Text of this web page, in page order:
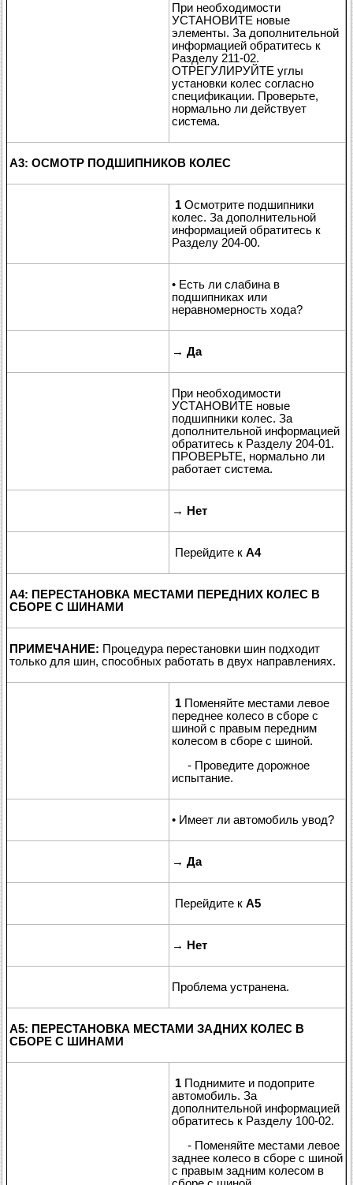
При необходимости
УСТАНОВИТЕ новые
элементы. За дополнительной
информацией обратитесь к
Разделу 211-02.
ОТРЕГУЛИРУЙТЕ углы
установки колес согласно
спецификации. Проверьте,
нормально ли действует
система.
A3: ОСМОТР ПОДШИПНИКОВ КОЛЕС
1 Осмотрите подшипники
колес. За дополнительной
информацией обратитесь к
Разделу 204-00.
• Есть ли слабина в
подшипниках или
неравномерность хода?
→ Да
При необходимости
УСТАНОВИТЕ новые
подшипники колес. За
дополнительной информацией
обратитесь к Разделу 204-01.
ПРОВЕРЬТЕ, нормально ли
работает система.
→ Нет
Перейдите к A4
A4: ПЕРЕСТАНОВКА МЕСТАМИ ПЕРЕДНИХ КОЛЕС В
СБОРЕ С ШИНАМИ
ПРИМЕЧАНИЕ: Процедура перестановки шин подходит
только для шин, способных работать в двух направлениях.
1 Поменяйте местами левое
переднее колесо в сборе с
шиной с правым передним
колесом в сборе с шиной.
- Проведите дорожное
испытание.
• Имеет ли автомобиль увод?
→ Да
Перейдите к A5
→ Нет
Проблема устранена.
A5: ПЕРЕСТАНОВКА МЕСТАМИ ЗАДНИХ КОЛЕС В
СБОРЕ С ШИНАМИ
1 Поднимите и подоприте
автомобиль. За
дополнительной информацией
обратитесь к Разделу 100-02.
- Поменяйте местами левое
заднее колесо в сборе с шиной
с правым задним колесом в